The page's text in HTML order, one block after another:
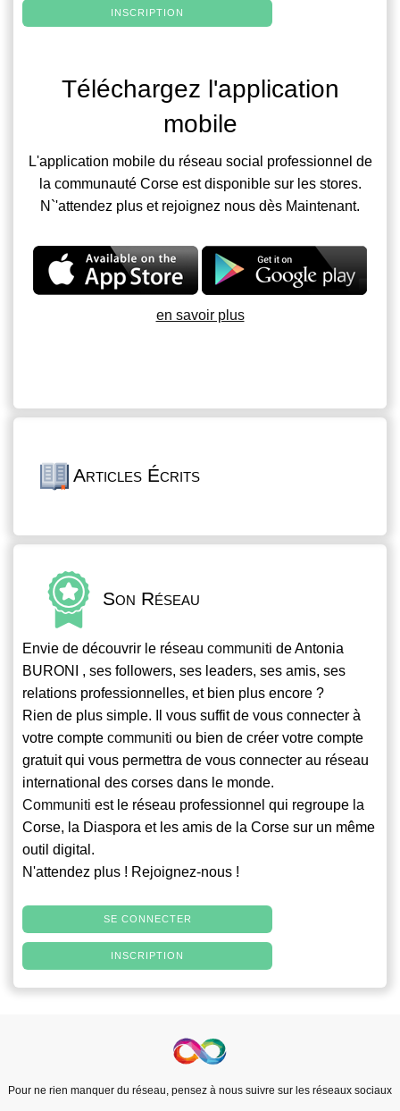
INSCRIPTION
Téléchargez l'application
mobile
L'application mobile du réseau social professionnel de
la communauté Corse est disponible sur les stores.
N`'attendez plus et rejoignez nous dès Maintenant.
en savoir plus
Articles Écrits
Son Réseau
Envie de découvrir le réseau communiti de Antonia
BURONI , ses followers, ses leaders, ses amis, ses
relations professionnelles, et bien plus encore ?
Rien de plus simple. Il vous suffit de vous connecter à
votre compte communiti ou bien de créer votre compte
gratuit qui vous permettra de vous connecter au réseau
international des corses dans le monde.
Communiti est le réseau professionnel qui regroupe la
Corse, la Diaspora et les amis de la Corse sur un même
outil digital.
N'attendez plus ! Rejoignez-nous !
SE CONNECTER
INSCRIPTION
Pour ne rien manquer du réseau, pensez à nous suivre sur les réseaux sociaux